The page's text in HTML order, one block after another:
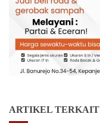
ARTIKEL TERKAIT